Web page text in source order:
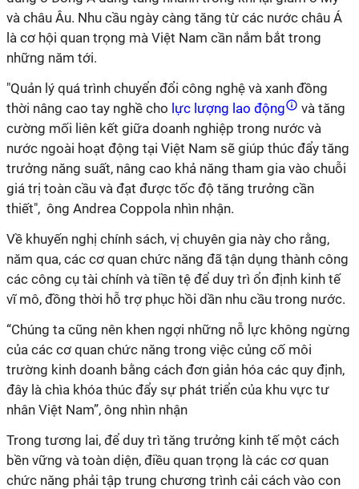
và châu Âu. Nhu cầu ngày càng tăng từ các nước châu Á
là cơ hội quan trọng mà Việt Nam cần nắm bắt trong
những năm tới.
"Quản lý quá trình chuyển đổi công nghệ và xanh đồng
thời nâng cao tay nghề cho lực lượng lao động
và tăng
cường mối liên kết giữa doanh nghiệp trong nước và
nước ngoài hoạt động tại Việt Nam sẽ giúp thúc đẩy tăng
trưởng năng suất, nâng cao khả năng tham gia vào chuỗi
giá trị toàn cầu và đạt được tốc độ tăng trưởng cần
thiết", ông Andrea Coppola nhìn nhận.
Về khuyến nghị chính sách, vị chuyên gia này cho rằng,
năm qua, các cơ quan chức năng đã tận dụng thành công
các công cụ tài chính và tiền tệ để duy trì ổn định kinh tế
vĩ mô, đồng thời hỗ trợ phục hồi dần nhu cầu trong nước.
“Chúng ta cũng nên khen ngợi những nỗ lực không ngừng
của các cơ quan chức năng trong việc củng cố môi
trường kinh doanh bằng cách đơn giản hóa các quy định,
đây là chìa khóa thúc đẩy sự phát triển của khu vực tư
nhân Việt Nam”, ông nhìn nhận
Trong tương lai, để duy trì tăng trưởng kinh tế một cách
bền vững và toàn diện, điều quan trọng là các cơ quan
chức năng phải tập trung chương trình cải cách vào con